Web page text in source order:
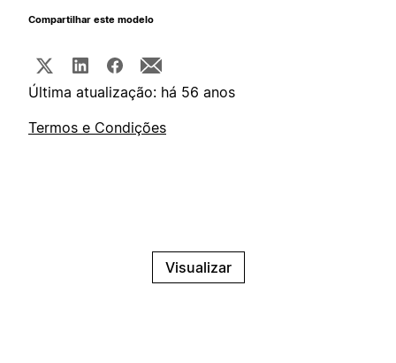
Compartilhar este modelo
Última atualização: há 56 anos
Termos e Condições
Visualizar